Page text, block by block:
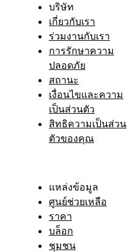
บริษัท
เกี่ยวกับเรา
ร่วมงานกับเรา
การรักษาความ
ปลอดภัย
สถานะ
เงื่อนไขและความ
เป็นส่วนตัว
สิทธิความเป็นส่วน
ตัวของคุณ
แหล่งข้อมูล
ศูนย์ช่วยเหลือ
ราคา
บล็อก
ชุมชน